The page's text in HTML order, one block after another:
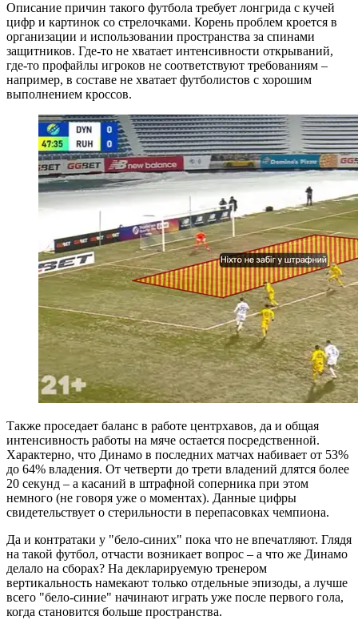
Описание причин такого футбола требует лонгрида с кучей
цифр и картинок со стрелочками. Корень проблем кроется в
организации и использовании пространства за спинами
защитников. Где-то не хватает интенсивности открываний,
где-то профайлы игроков не соответствуют требованиям –
например, в составе не хватает футболистов с хорошим
выполнением кроссов.
Также проседает баланс в работе центрхавов, да и общая
интенсивность работы на мяче остается посредственной.
Характерно, что Динамо в последних матчах набивает от 53%
до 64% владения. От четверти до трети владений длятся более
20 секунд – а касаний в штрафной соперника при этом
немного (не говоря уже о моментах). Данные цифры
свидетельствует о стерильности в перепасовках чемпиона.
Да и контратаки у "бело-синих" пока что не впечатляют. Глядя
на такой футбол, отчасти возникает вопрос – а что же Динамо
делало на сборах? На декларируемую тренером
вертикальность намекают только отдельные эпизоды, а лучше
всего "бело-синие" начинают играть уже после первого гола,
когда становится больше пространства.